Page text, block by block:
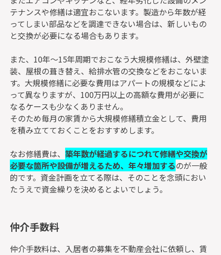
テナンスや修繕は適宜おこないます。製造から年数が経
ってしまい部品などを調達できない場合は、新しいもの
と交換が必要になる場合もあります。
また、10年～15年周期でおこなう大規模修繕は、外壁塗
装、屋根の葺き替え、給排水管の交換などをおこないま
す。大規模修繕に必要な費用はアパートの規模などによ
って異なりますが、100万円以上の高額な費用が必要に
なるケースも少なくありません。
そのため毎月の家賃から大規模修繕積立金として、費用
を積み立てておくことをおすすめします。
なお修繕費は、 築年数が経過するにつれて修繕や交換が
必要な箇所や設備が増えるため、年々増加するのが一般
的です。資金計画を立てる際は、そのことを念頭におい
たうえで資金繰りを決めるとよいでしょう。
仲介手数料
仲介手数料は、入居者の募集を不動産会社に依頼し、賃